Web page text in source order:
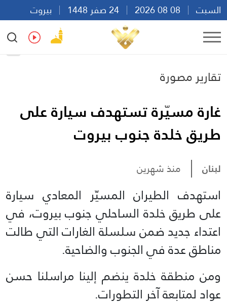
السبت
بيروت
20:52
Ar
تقارير مصورة
غارة مسيّرة تستهدف سيارة على
طريق خلدة جنوب بيروت
لبنان منذ شهرين
استهدف الطيران المسيّر المعادي سيارة
على طريق خلدة الساحلي جنوب بيروت، في
اعتداء جديد ضمن سلسلة الغارات التي طالت
مناطق عدة في الجنوب والضاحية.
ومن منطقة خلدة ينضم إلينا مراسلنا حسن
عواد لمتابعة آخر التطورات.